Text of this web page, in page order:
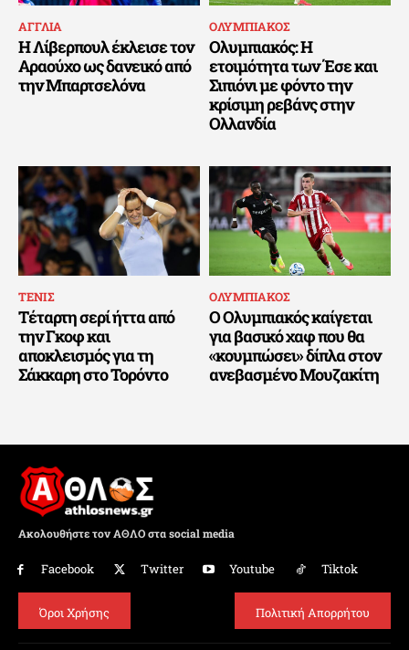
ΑΓΓΛΙΑ
Η Λίβερπουλ έκλεισε τον
Αραούχο ως δανεικό από
την Μπαρτσελόνα
ΟΛΥΜΠΙΑΚΟΣ
Ολυμπιακός: Η
ετοιμότητα των Έσε και
Σιπιόνι με φόντο την
κρίσιμη ρεβάνς στην
Ολλανδία
ΤΕΝΙΣ
Τέταρτη σερί ήττα από
την Γκοφ και
αποκλεισμός για τη
Σάκκαρη στο Τορόντο
ΟΛΥΜΠΙΑΚΟΣ
Ο Ολυμπιακός καίγεται
για βασικό χαφ που θα
«κουμπώσει» δίπλα στον
ανεβασμένο Μουζακίτη
Ακολουθήστε τον ΑΘΛΟ στα social media
Facebook Twitter Youtube Tiktok
Όροι Χρήσης Πολιτική Απορρήτου